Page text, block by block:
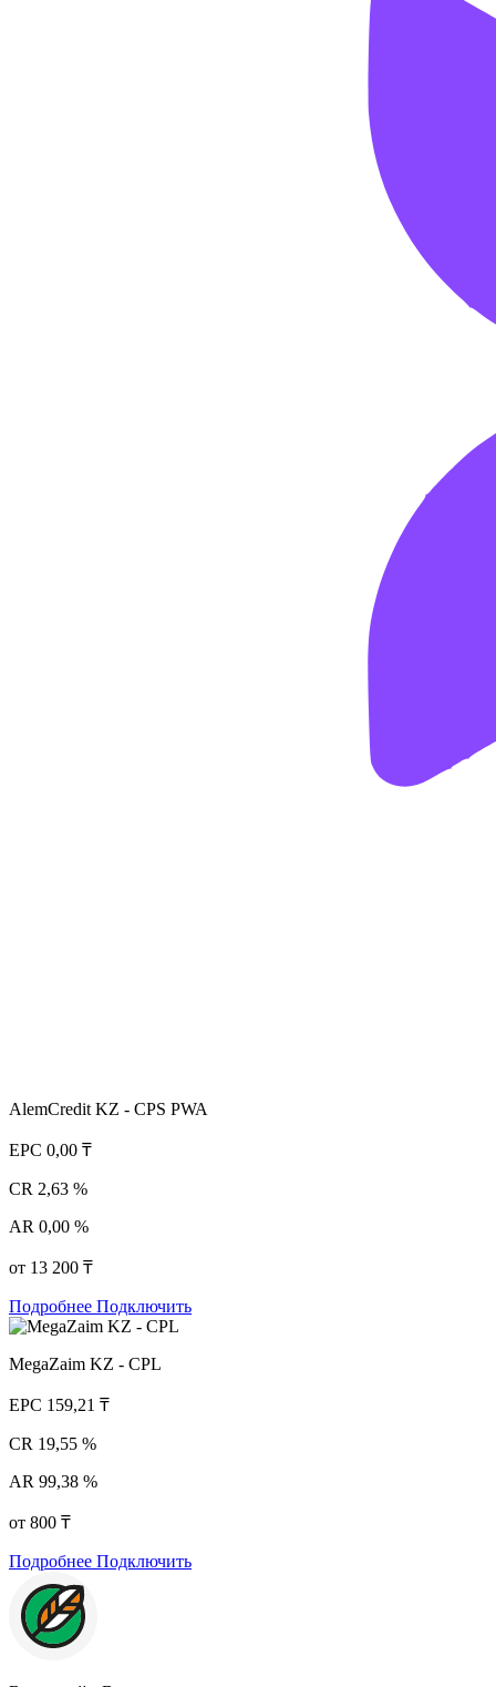
AlemCredit KZ - CPS PWA
EPC 0,00 ₸
CR 2,63 %
AR 0,00 %
от 13 200 ₸
Подробнее Подключить
MegaZaim KZ - CPL
EPC 159,21 ₸
CR 19,55 %
AR 99,38 %
от 800 ₸
Подробнее Подключить